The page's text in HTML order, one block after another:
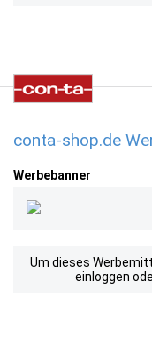
conta-shop.de
Werbebanner
Um dieses
einloggen